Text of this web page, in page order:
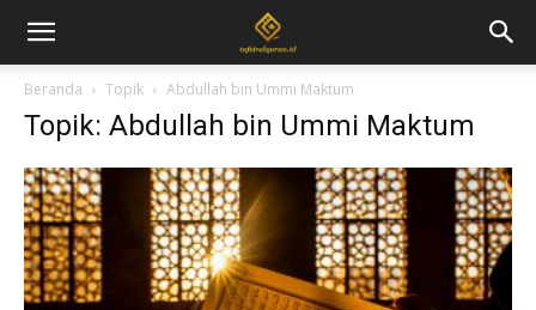
Beranda Topik Abdullah bin Ummi Maktum
Topik: Abdullah bin Ummi Maktum